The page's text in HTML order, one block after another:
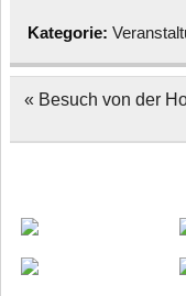
Kategorie:
Beitragsnavigation
« Besuch von der